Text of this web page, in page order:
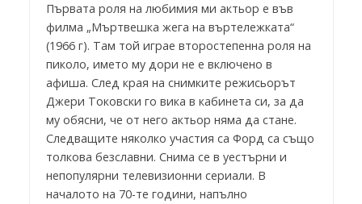
Първата роля на любимия ми актьор е във
филма „Мъртвешка жега на въртележката“
(1966 г). Там той играе второстепенна роля на
пиколо, името му дори не е включено в
афиша. След края на снимките режисьорът
Джери Токовски го вика в кабинета си, за да
му обясни, че от него актьор няма да стане.
Следващите няколко участия са Форд са също
толкова безславни. Снима се в уестърни и
непопулярни телевизионни сериали. В
началото на 70-те години, напълно